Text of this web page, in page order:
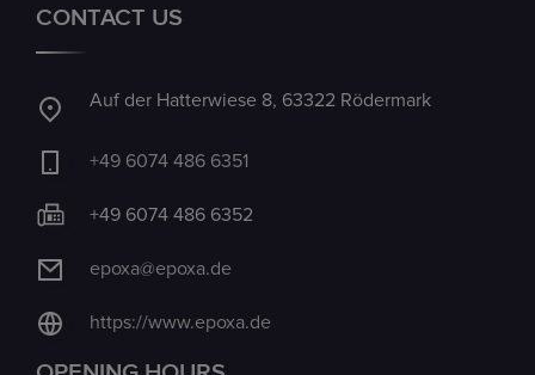
CONTACT US
Auf der Hatterwiese 8, 63322 Rödermark
+49 6074 486 6351
+49 6074 486 6352
epoxa@epoxa.de
https://www.epoxa.de